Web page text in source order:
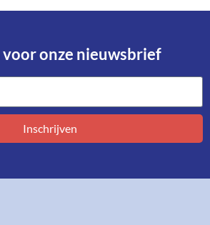
voor onze nieuwsbrief​
Inschrijven